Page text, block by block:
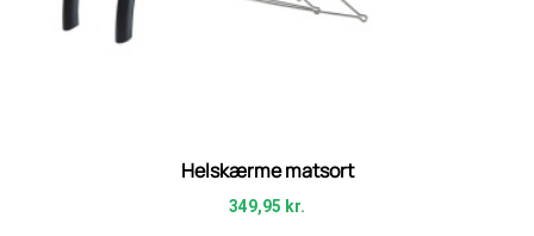
Helskærme matsort
349,95 kr.